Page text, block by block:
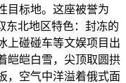
标地。这座被誉为
东北地区特色：封冻的
上碰碰车等文娱项目出
皑皑白雪，尖顶取圆拱
，空气中洋溢着俄式面